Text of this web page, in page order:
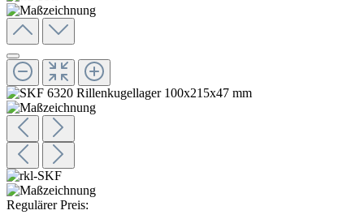
Regulärer Preis: